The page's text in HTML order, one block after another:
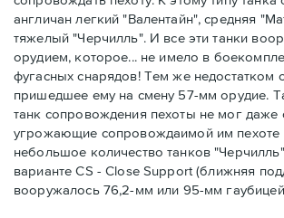
англичан легкий "Валентайн", средняя
тяжелый "Черчилль". И все эти танки
орудием, которое... не имело в
фугасных снарядов! Тем же недостатком
пришедшее ему на смену 57-мм орудие.
танк сопровождения пехоты не мог даже
угрожающие сопровождаимой им
небольшое количество танков
варианте CS - Close Support (ближняя
вооружалось 76,2-мм или 95-мм